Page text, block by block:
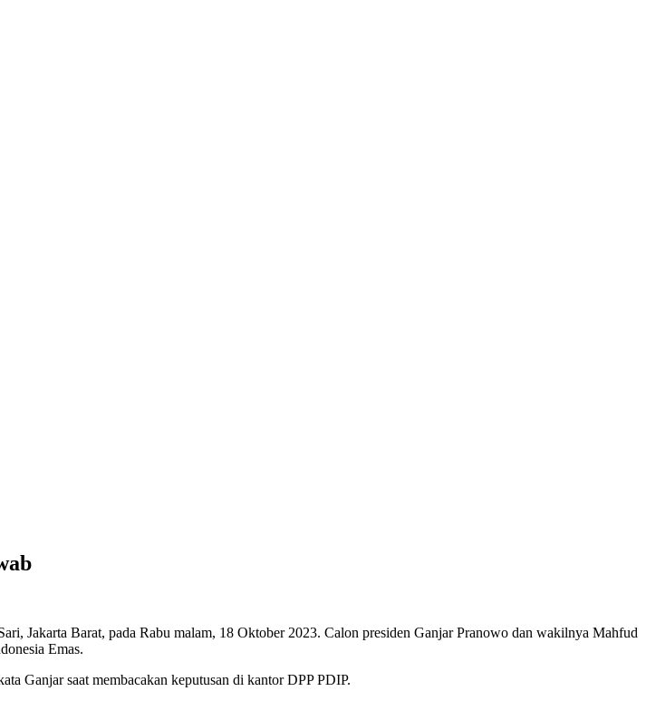
Jakarta Barat, pada Rabu malam, 18 Oktober 2023. Calon presiden Ganjar Pranowo dan wakilnya Mahfud
Emas.
Ganjar saat membacakan keputusan di kantor DPP PDIP.